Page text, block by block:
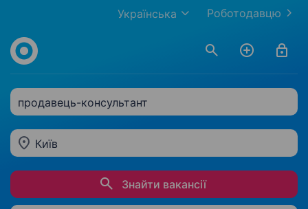
Роботодавцю
Українська
продавець-консультант
Київ
Знайти вакансії